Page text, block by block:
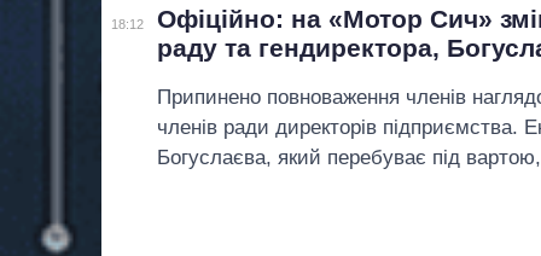
18:12
Офіційно: на «Мотор Сич»
раду та гендиректора,
Припинено повноваження членів
членів ради директорів підприємства.
Богуслаєва, який перебуває під